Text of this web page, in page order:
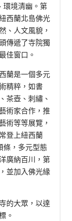
環境清幽。第
西蘭北島佛光
、人文風貌，
傳遞了寺院獨
佳窗口。
蘭是一個多元
精粹，如書
茶壺、刺繡、
術家合作，推
術等等展覽，
登上紐西蘭
條，多元型態
廣納百川，第
並加入佛光緣
的大眾，以達
。